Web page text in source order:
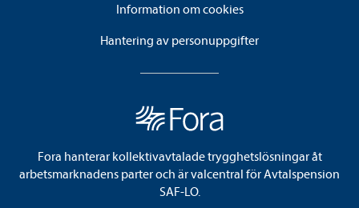
Information om cookies
Hantering av personuppgifter
Fora hanterar kollektivavtalade trygghetslösningar åt
arbetsmarknadens parter och är valcentral för Avtalspension
SAF-LO.